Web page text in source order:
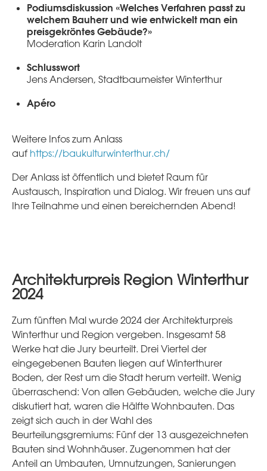
Podiumsdiskussion «Welches Verfahren passt zu
welchem Bauherr und wie entwickelt man ein
preisgekröntes Gebäude?»
Moderation Karin Landolt
Schlusswort
Jens Andersen, Stadtbaumeister Winterthur
Apéro
Weitere Infos zum Anlass
auf https://baukulturwinterthur.ch/
Der Anlass ist öffentlich und bietet Raum für
Austausch, Inspiration und Dialog. Wir freuen uns auf
Ihre Teilnahme und einen bereichernden Abend!
Architekturpreis Region Winterthur
2024
Zum fünften Mal wurde 2024 der Architekturpreis
Winterthur und Region vergeben. Insgesamt 58
Werke hat die Jury beurteilt. Drei Viertel der
eingegebenen Bauten liegen auf Winterthurer
Boden, der Rest um die Stadt herum verteilt. Wenig
überraschend: Von allen Gebäuden, welche die Jury
diskutiert hat, waren die Hälfte Wohnbauten. Das
zeigt sich auch in der Wahl des
Beurteilungsgremiums: Fünf der 13 ausgezeichneten
Bauten sind Wohnhäuser. Zugenommen hat der
Anteil an Umbauten, Umnutzungen, Sanierungen